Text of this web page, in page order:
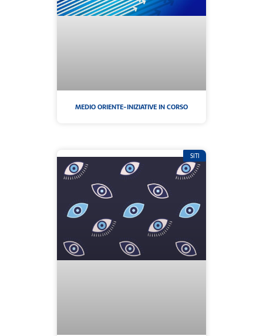
MEDIO ORIENTE-INIZIATIVE IN CORSO
SITI